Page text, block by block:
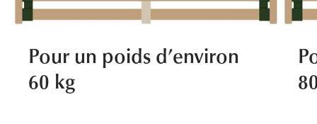
Pour un poids d’environ
60 kg